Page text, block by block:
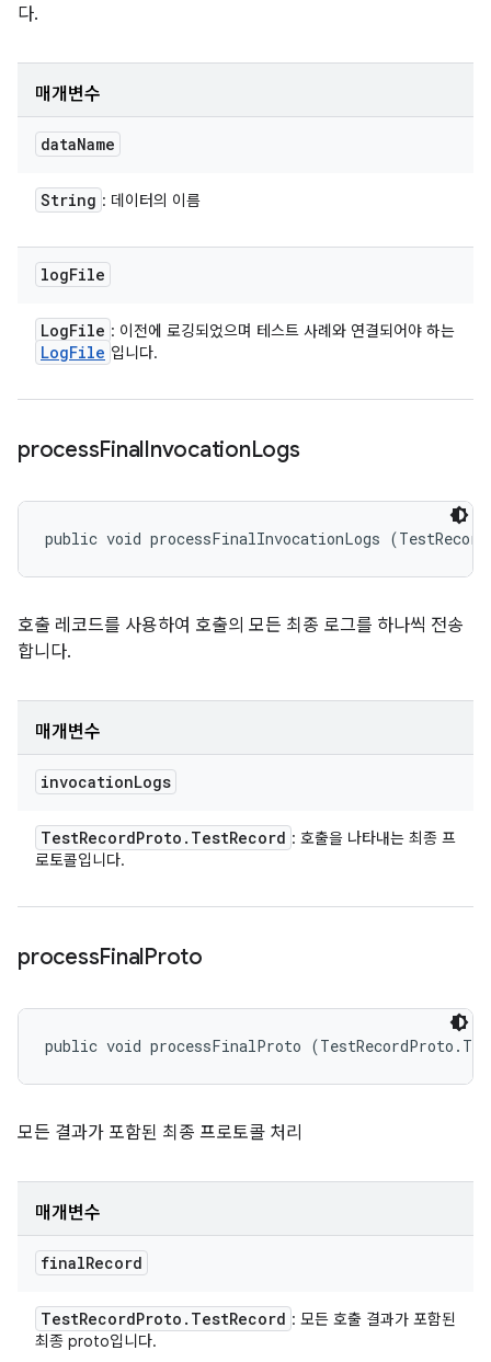
다.
매개변수
dataName
String : 데이터의 이름
logFile
LogFile : 이전에 로깅되었으며 테스트 사례와 연결되어야 하는
LogFile 입니다.
processFinalInvocationLogs
public void processFinalInvocationLogs
호출 레코드를 사용하여 호출의 모든 최종 로그를 하나씩 전송
합니다.
매개변수
invocationLogs
TestRecordProto . TestRecord : 호출을 나타내는 최종 프
로토콜입니다.
processFinalProto
public void processFinalProto
모든 결과가 포함된 최종 프로토콜 처리
매개변수
finalRecord
TestRecordProto . TestRecord : 모든 호출 결과가 포함된
최종 proto입니다.